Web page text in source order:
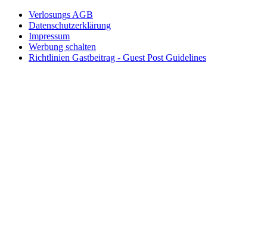
Verlosungs AGB
Datenschutzerklärung
Impressum
Werbung schalten
Richtlinien Gastbeitrag - Guest Post Guidelines